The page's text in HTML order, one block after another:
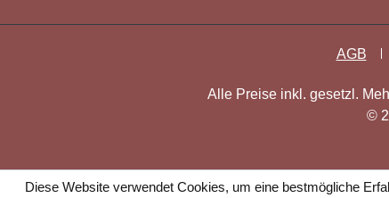
AGB
Alle Preise inkl. gesetzl.
©
Diese Website verwendet Cookies, um eine bestmögliche